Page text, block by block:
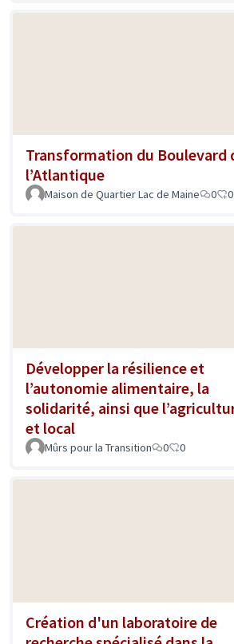
Transformation du Boulevard
l’Atlantique
Maison de Quartier Lac de Maine 0 0
Développer la résilience et
l’autonomie alimentaire, la
solidarité, ainsi que
et local
Mûrs pour la Transition 0 0
Création d'un laboratoire de